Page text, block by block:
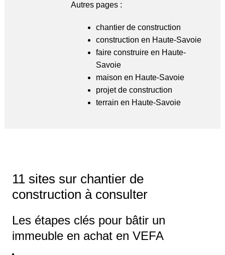
Autres pages :
chantier de construction
construction en Haute-Savoie
faire construire en Haute-
Savoie
maison en Haute-Savoie
projet de construction
terrain en Haute-Savoie
11 sites sur chantier de
construction à consulter
Les étapes clés pour bâtir un
immeuble en achat en VEFA